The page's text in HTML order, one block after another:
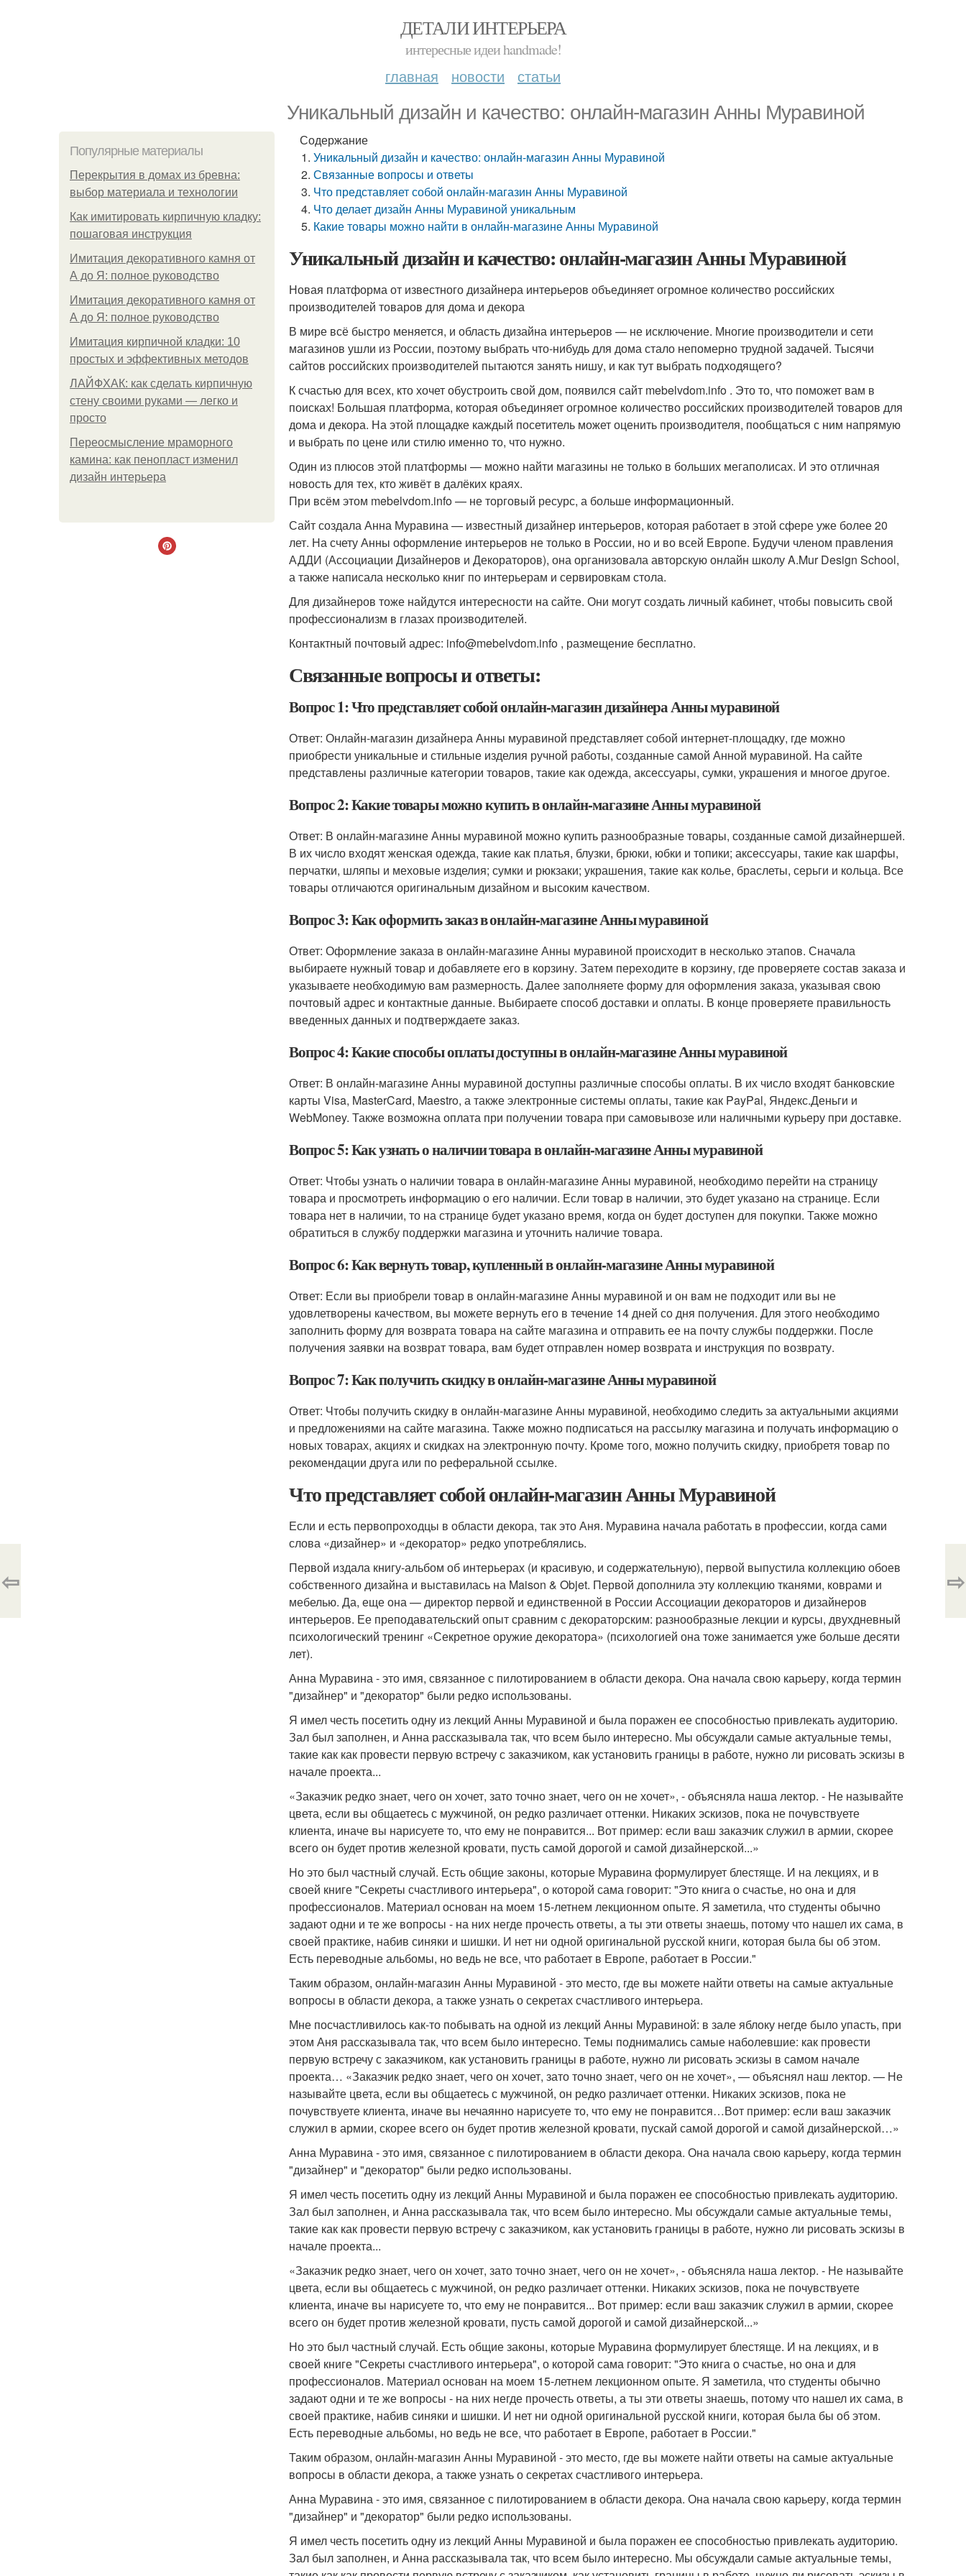
ДЕТАЛИ ИНТЕРЬЕРА
интересные идеи handmade!
главная новости статьи
Уникальный дизайн и качество: онлайн-магазин Анны Муравиной
Популярные материалы
Перекрытия в домах из бревна:
выбор материала и технологии
Как имитировать кирпичную кладку:
пошаговая инструкция
Имитация декоративного камня от
А до Я: полное руководство
Имитация декоративного камня от
А до Я: полное руководство
Имитация кирпичной кладки: 10
простых и эффективных методов
ЛАЙФХАК: как сделать кирпичную
стену своими руками — легко и
просто
Переосмысление мраморного
камина: как пенопласт изменил
дизайн интерьера
Содержание
Уникальный дизайн и качество: онлайн-магазин Анны Муравиной
Связанные вопросы и ответы
Что представляет собой онлайн-магазин Анны Муравиной
Что делает дизайн Анны Муравиной уникальным
Какие товары можно найти в онлайн-магазине Анны Муравиной
Уникальный дизайн и качество: онлайн-магазин Анны Муравиной
Новая платформа от известного дизайнера интерьеров объединяет огромное количество российских
производителей товаров для дома и декора
В мире всё быстро меняется, и область дизайна интерьеров — не исключение. Многие производители и сети
магазинов ушли из России, поэтому выбрать что-нибудь для дома стало непомерно трудной задачей. Тысячи
сайтов российских производителей пытаются занять нишу, и как тут выбрать подходящего?
К счастью для всех, кто хочет обустроить свой дом, появился сайт mebelvdom.info . Это то, что поможет вам в
поисках! Большая платформа, которая объединяет огромное количество российских производителей товаров для
дома и декора. На этой площадке каждый посетитель может оценить производителя, пообщаться с ним напрямую
и выбрать по цене или стилю именно то, что нужно.
Один из плюсов этой платформы — можно найти магазины не только в больших мегаполисах. И это отличная
новость для тех, кто живёт в далёких краях.
При всём этом mebelvdom.info — не торговый ресурс, а больше информационный.
Сайт создала Анна Муравина — известный дизайнер интерьеров, которая работает в этой сфере уже более 20
лет. На счету Анны оформление интерьеров не только в России, но и во всей Европе. Будучи членом правления
АДДИ (Ассоциации Дизайнеров и Декораторов), она организовала авторскую онлайн школу A.Mur Design School,
а также написала несколько книг по интерьерам и сервировкам стола.
Для дизайнеров тоже найдутся интересности на сайте. Они могут создать личный кабинет, чтобы повысить свой
профессионализм в глазах производителей.
Контактный почтовый адрес: info@mebelvdom.info , размещение бесплатно.
Связанные вопросы и ответы:
Вопрос 1: Что представляет собой онлайн-магазин дизайнера Анны муравиной
Ответ: Онлайн-магазин дизайнера Анны муравиной представляет собой интернет-площадку, где можно
приобрести уникальные и стильные изделия ручной работы, созданные самой Анной муравиной. На сайте
представлены различные категории товаров, такие как одежда, аксессуары, сумки, украшения и многое другое.
Вопрос 2: Какие товары можно купить в онлайн-магазине Анны муравиной
Ответ: В онлайн-магазине Анны муравиной можно купить разнообразные товары, созданные самой дизайнершей.
В их число входят женская одежда, такие как платья, блузки, брюки, юбки и топики; аксессуары, такие как шарфы,
перчатки, шляпы и меховые изделия; сумки и рюкзаки; украшения, такие как колье, браслеты, серьги и кольца. Все
товары отличаются оригинальным дизайном и высоким качеством.
Вопрос 3: Как оформить заказ в онлайн-магазине Анны муравиной
Ответ: Оформление заказа в онлайн-магазине Анны муравиной происходит в несколько этапов. Сначала
выбираете нужный товар и добавляете его в корзину. Затем переходите в корзину, где проверяете состав заказа и
указываете необходимую вам размерность. Далее заполняете форму для оформления заказа, указывая свою
почтовый адрес и контактные данные. Выбираете способ доставки и оплаты. В конце проверяете правильность
введенных данных и подтверждаете заказ.
Вопрос 4: Какие способы оплаты доступны в онлайн-магазине Анны муравиной
Ответ: В онлайн-магазине Анны муравиной доступны различные способы оплаты. В их число входят банковские
карты Visa, MasterCard, Maestro, а также электронные системы оплаты, такие как PayPal, Яндекс.Деньги и
WebMoney. Также возможна оплата при получении товара при самовывозе или наличными курьеру при доставке.
Вопрос 5: Как узнать о наличии товара в онлайн-магазине Анны муравиной
Ответ: Чтобы узнать о наличии товара в онлайн-магазине Анны муравиной, необходимо перейти на страницу
товара и просмотреть информацию о его наличии. Если товар в наличии, это будет указано на странице. Если
товара нет в наличии, то на странице будет указано время, когда он будет доступен для покупки. Также можно
обратиться в службу поддержки магазина и уточнить наличие товара.
Вопрос 6: Как вернуть товар, купленный в онлайн-магазине Анны муравиной
Ответ: Если вы приобрели товар в онлайн-магазине Анны муравиной и он вам не подходит или вы не
удовлетворены качеством, вы можете вернуть его в течение 14 дней со дня получения. Для этого необходимо
заполнить форму для возврата товара на сайте магазина и отправить ее на почту службы поддержки. После
получения заявки на возврат товара, вам будет отправлен номер возврата и инструкция по возврату.
Вопрос 7: Как получить скидку в онлайн-магазине Анны муравиной
Ответ: Чтобы получить скидку в онлайн-магазине Анны муравиной, необходимо следить за актуальными акциями
и предложениями на сайте магазина. Также можно подписаться на рассылку магазина и получать информацию о
новых товарах, акциях и скидках на электронную почту. Кроме того, можно получить скидку, приобретя товар по
рекомендации друга или по реферальной ссылке.
Что представляет собой онлайн-магазин Анны Муравиной
Если и есть первопроходцы в области декора, так это Аня. Муравина начала работать в профессии, когда сами
слова «дизайнер» и «декоратор» редко употреблялись.
Первой издала книгу-альбом об интерьерах (и красивую, и содержательную), первой выпустила коллекцию обоев
собственного дизайна и выставилась на Maison & Objet. Первой дополнила эту коллекцию тканями, коврами и
мебелью. Да, еще она — директор первой и единственной в России Ассоциации декораторов и дизайнеров
интерьеров. Ее преподавательский опыт сравним с декораторским: разнообразные лекции и курсы, двухдневный
психологический тренинг «Секретное оружие декоратора» (психологией она тоже занимается уже больше десяти
лет).
Анна Муравина - это имя, связанное с пилотированием в области декора. Она начала свою карьеру, когда термин
"дизайнер" и "декоратор" были редко использованы.
Я имел честь посетить одну из лекций Анны Муравиной и была поражен ее способностью привлекать аудиторию.
Зал был заполнен, и Анна рассказывала так, что всем было интересно. Мы обсуждали самые актуальные темы,
такие как как провести первую встречу с заказчиком, как установить границы в работе, нужно ли рисовать эскизы в
начале проекта...
«Заказчик редко знает, чего он хочет, зато точно знает, чего он не хочет», - объясняла наша лектор. - Не называйте
цвета, если вы общаетесь с мужчиной, он редко различает оттенки. Никаких эскизов, пока не почувствуете
клиента, иначе вы нарисуете то, что ему не понравится... Вот пример: если ваш заказчик служил в армии, скорее
всего он будет против железной кровати, пусть самой дорогой и самой дизайнерской...»
Но это был частный случай. Есть общие законы, которые Муравина формулирует блестяще. И на лекциях, и в
своей книге "Секреты счастливого интерьера", о которой сама говорит: "Это книга о счастье, но она и для
профессионалов. Материал основан на моем 15-летнем лекционном опыте. Я заметила, что студенты обычно
задают одни и те же вопросы - на них негде прочесть ответы, а ты эти ответы знаешь, потому что нашел их сама, в
своей практике, набив синяки и шишки. И нет ни одной оригинальной русской книги, которая была бы об этом.
Есть переводные альбомы, но ведь не все, что работает в Европе, работает в России."
Таким образом, онлайн-магазин Анны Муравиной - это место, где вы можете найти ответы на самые актуальные
вопросы в области декора, а также узнать о секретах счастливого интерьера.
Мне посчастливилось как-то побывать на одной из лекций Анны Муравиной: в зале яблоку негде было упасть, при
этом Аня рассказывала так, что всем было интересно. Темы поднимались самые наболевшие: как провести
первую встречу с заказчиком, как установить границы в работе, нужно ли рисовать эскизы в самом начале
проекта… «Заказчик редко знает, чего он хочет, зато точно знает, чего он не хочет», — объяснял наш лектор. — Не
называйте цвета, если вы общаетесь с мужчиной, он редко различает оттенки. Никаких эскизов, пока не
почувствуете клиента, иначе вы нечаянно нарисуете то, что ему не понравится…Вот пример: если ваш заказчик
служил в армии, скорее всего он будет против железной кровати, пускай самой дорогой и самой дизайнерской…»
Анна Муравина - это имя, связанное с пилотированием в области декора. Она начала свою карьеру, когда термин
"дизайнер" и "декоратор" были редко использованы.
Я имел честь посетить одну из лекций Анны Муравиной и была поражен ее способностью привлекать аудиторию.
Зал был заполнен, и Анна рассказывала так, что всем было интересно. Мы обсуждали самые актуальные темы,
такие как как провести первую встречу с заказчиком, как установить границы в работе, нужно ли рисовать эскизы в
начале проекта...
«Заказчик редко знает, чего он хочет, зато точно знает, чего он не хочет», - объясняла наша лектор. - Не называйте
цвета, если вы общаетесь с мужчиной, он редко различает оттенки. Никаких эскизов, пока не почувствуете
клиента, иначе вы нарисуете то, что ему не понравится... Вот пример: если ваш заказчик служил в армии, скорее
всего он будет против железной кровати, пусть самой дорогой и самой дизайнерской...»
Но это был частный случай. Есть общие законы, которые Муравина формулирует блестяще. И на лекциях, и в
своей книге "Секреты счастливого интерьера", о которой сама говорит: "Это книга о счастье, но она и для
профессионалов. Материал основан на моем 15-летнем лекционном опыте. Я заметила, что студенты обычно
задают одни и те же вопросы - на них негде прочесть ответы, а ты эти ответы знаешь, потому что нашел их сама, в
своей практике, набив синяки и шишки. И нет ни одной оригинальной русской книги, которая была бы об этом.
Есть переводные альбомы, но ведь не все, что работает в Европе, работает в России."
Таким образом, онлайн-магазин Анны Муравиной - это место, где вы можете найти ответы на самые актуальные
вопросы в области декора, а также узнать о секретах счастливого интерьера.
Анна Муравина - это имя, связанное с пилотированием в области декора. Она начала свою карьеру, когда термин
"дизайнер" и "декоратор" были редко использованы.
Я имел честь посетить одну из лекций Анны Муравиной и была поражен ее способностью привлекать аудиторию.
Зал был заполнен, и Анна рассказывала так, что всем было интересно. Мы обсуждали самые актуальные темы,
⇦ ⇨